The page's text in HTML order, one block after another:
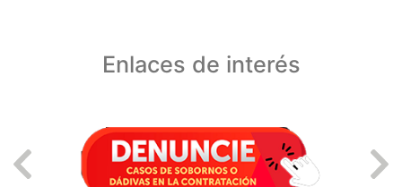
Enlaces de interés